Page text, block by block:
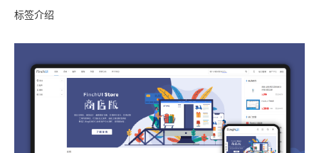
标签介绍